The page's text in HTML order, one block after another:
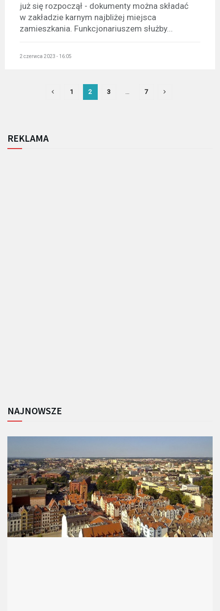
już się rozpoczął - dokumenty można składać
w zakładzie karnym najbliżej miejsca
zamieszkania. Funkcjonariuszem służby...
2 czerwca 2023 - 16:05
1 2 3 … 7
REKLAMA
NAJNOWSZE